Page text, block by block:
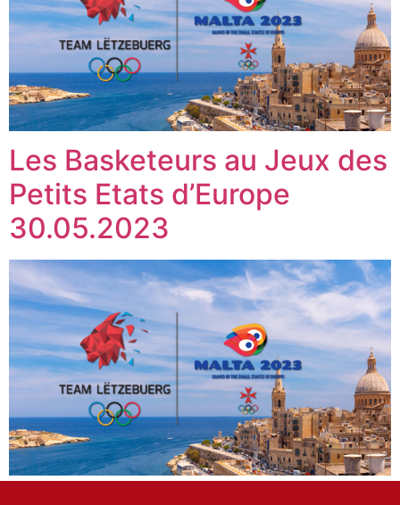
Les Basketeurs au Jeux des
Petits Etats d’Europe
30.05.2023